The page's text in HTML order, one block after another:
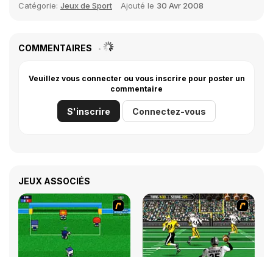
Catégorie: Jeux de Sport Ajouté le 30 Avr 2008
COMMENTAIRES
Veuillez vous connecter ou vous inscrire pour poster un
commentaire
S'inscrire Connectez-vous
JEUX ASSOCIÉS